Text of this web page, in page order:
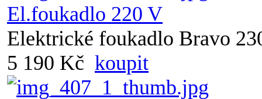
El.foukadlo 220 V
Elektrické foukadlo Bravo
5 190 Kč koupit